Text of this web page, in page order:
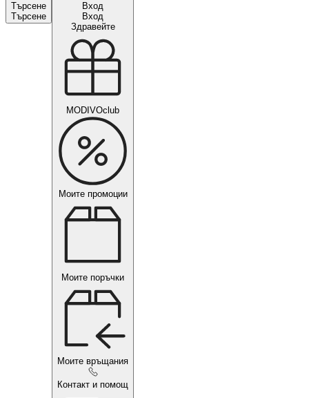
Търсене
Търсене
Вход
Вход
Здравейте
MODIVOclub
Моите промоции
Моите поръчки
Моите връщания
Контакт и помощ